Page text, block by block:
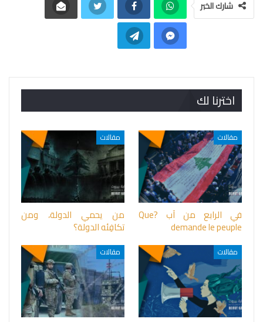
شارك الخبر
اخترنا لك
مقالات
في الرابع من آب ?Que
demande le peuple
مقالات
من يحمي الدولة، ومن
تكافِئه الدولة؟
مقالات مقالات